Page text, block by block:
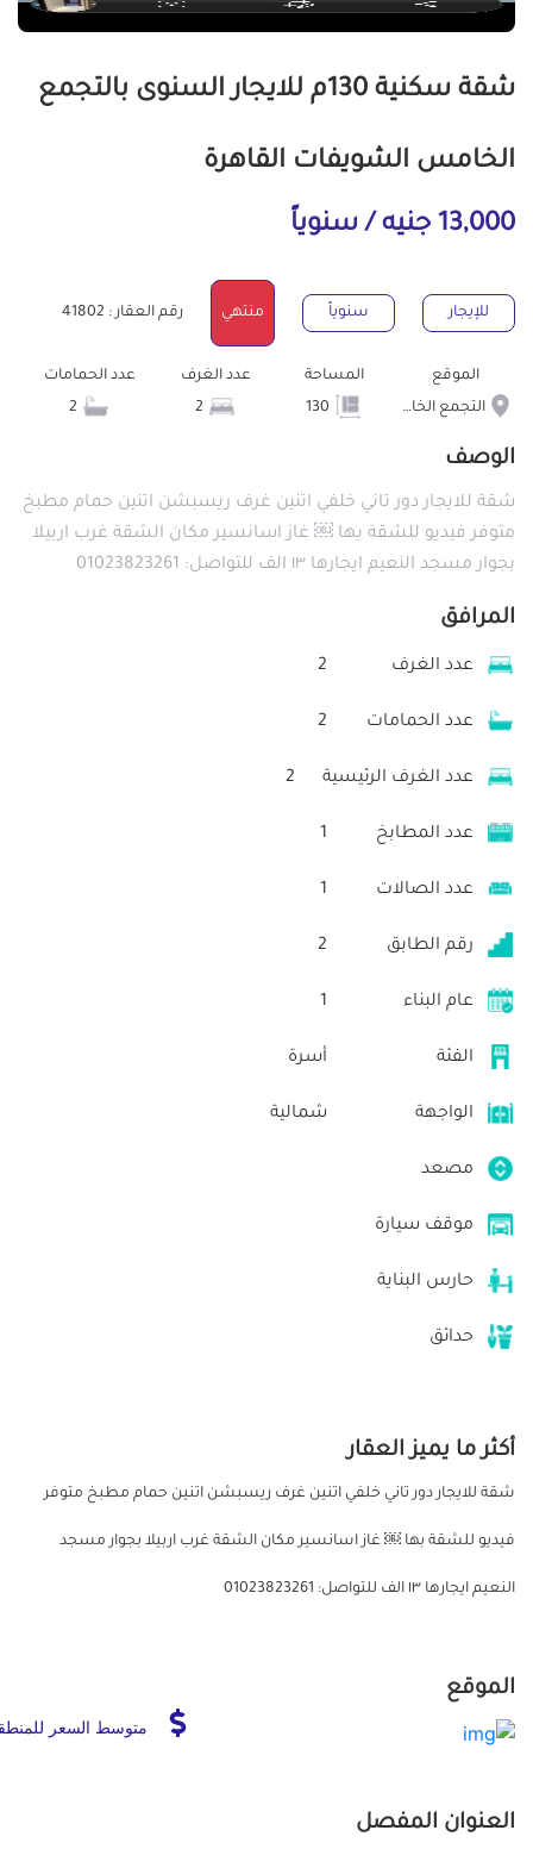
شقة سكنية 130م للايجار السنوى بالتجمع
الخامس الشويفات القاهرة
13,000 جنيه / سنوياً
للإيجار سنوياً منتهي رقم العقار : 41802
الموقع
التجمع الخامس الشويفات
المساحة
عدد الغرف
عدد الحمامات
الوصف
شقة للايجار دور تاني خلفي اتنين غرف ريسبشن اتنين حمام مطبخ
متوفر فيديو للشقة بها ￼ غاز اسانسير مكان الشقة غرب اربيلا
بجوار مسجد النعيم ايجارها ١٣ الف للتواصل: 01023823261
المرافق
عدد الغرف 2
عدد الحمامات 2
عدد الغرف الرئيسية 2
عدد المطابخ 1
عدد الصالات 1
رقم الطابق 2
عام البناء 1
الفئة أسرة
الواجهة شمالية
مصعد
موقف سيارة
حارس البناية
حدائق
أكثر ما يميز العقار
شقة للايجار دور تاني خلفي اتنين غرف ريسبشن اتنين حمام مطبخ متوفر
فيديو للشقة بها ￼ غاز اسانسير مكان الشقة غرب اربيلا بجوار مسجد
النعيم ايجارها ١٣ الف للتواصل: 01023823261
الموقع
متوسط السعر
العنوان المفصل